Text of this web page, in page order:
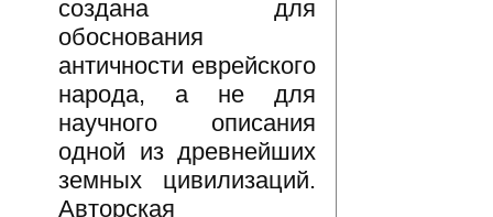
создана для
обоснования
античности еврейского
народа, а не для
научного описания
одной из древнейших
земных цивилизаций.
Авторская